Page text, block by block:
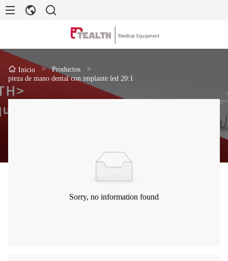
Inicio > Productos
>
pieza de mano dental con implante led 20:1
Sorry, no information found